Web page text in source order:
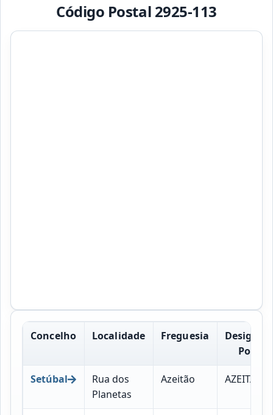
Código Postal 2925-113
Concelho Localidade Freguesia
Postal
Setúbal
Rua dos
Planetas
Azeitão AZEITÃO